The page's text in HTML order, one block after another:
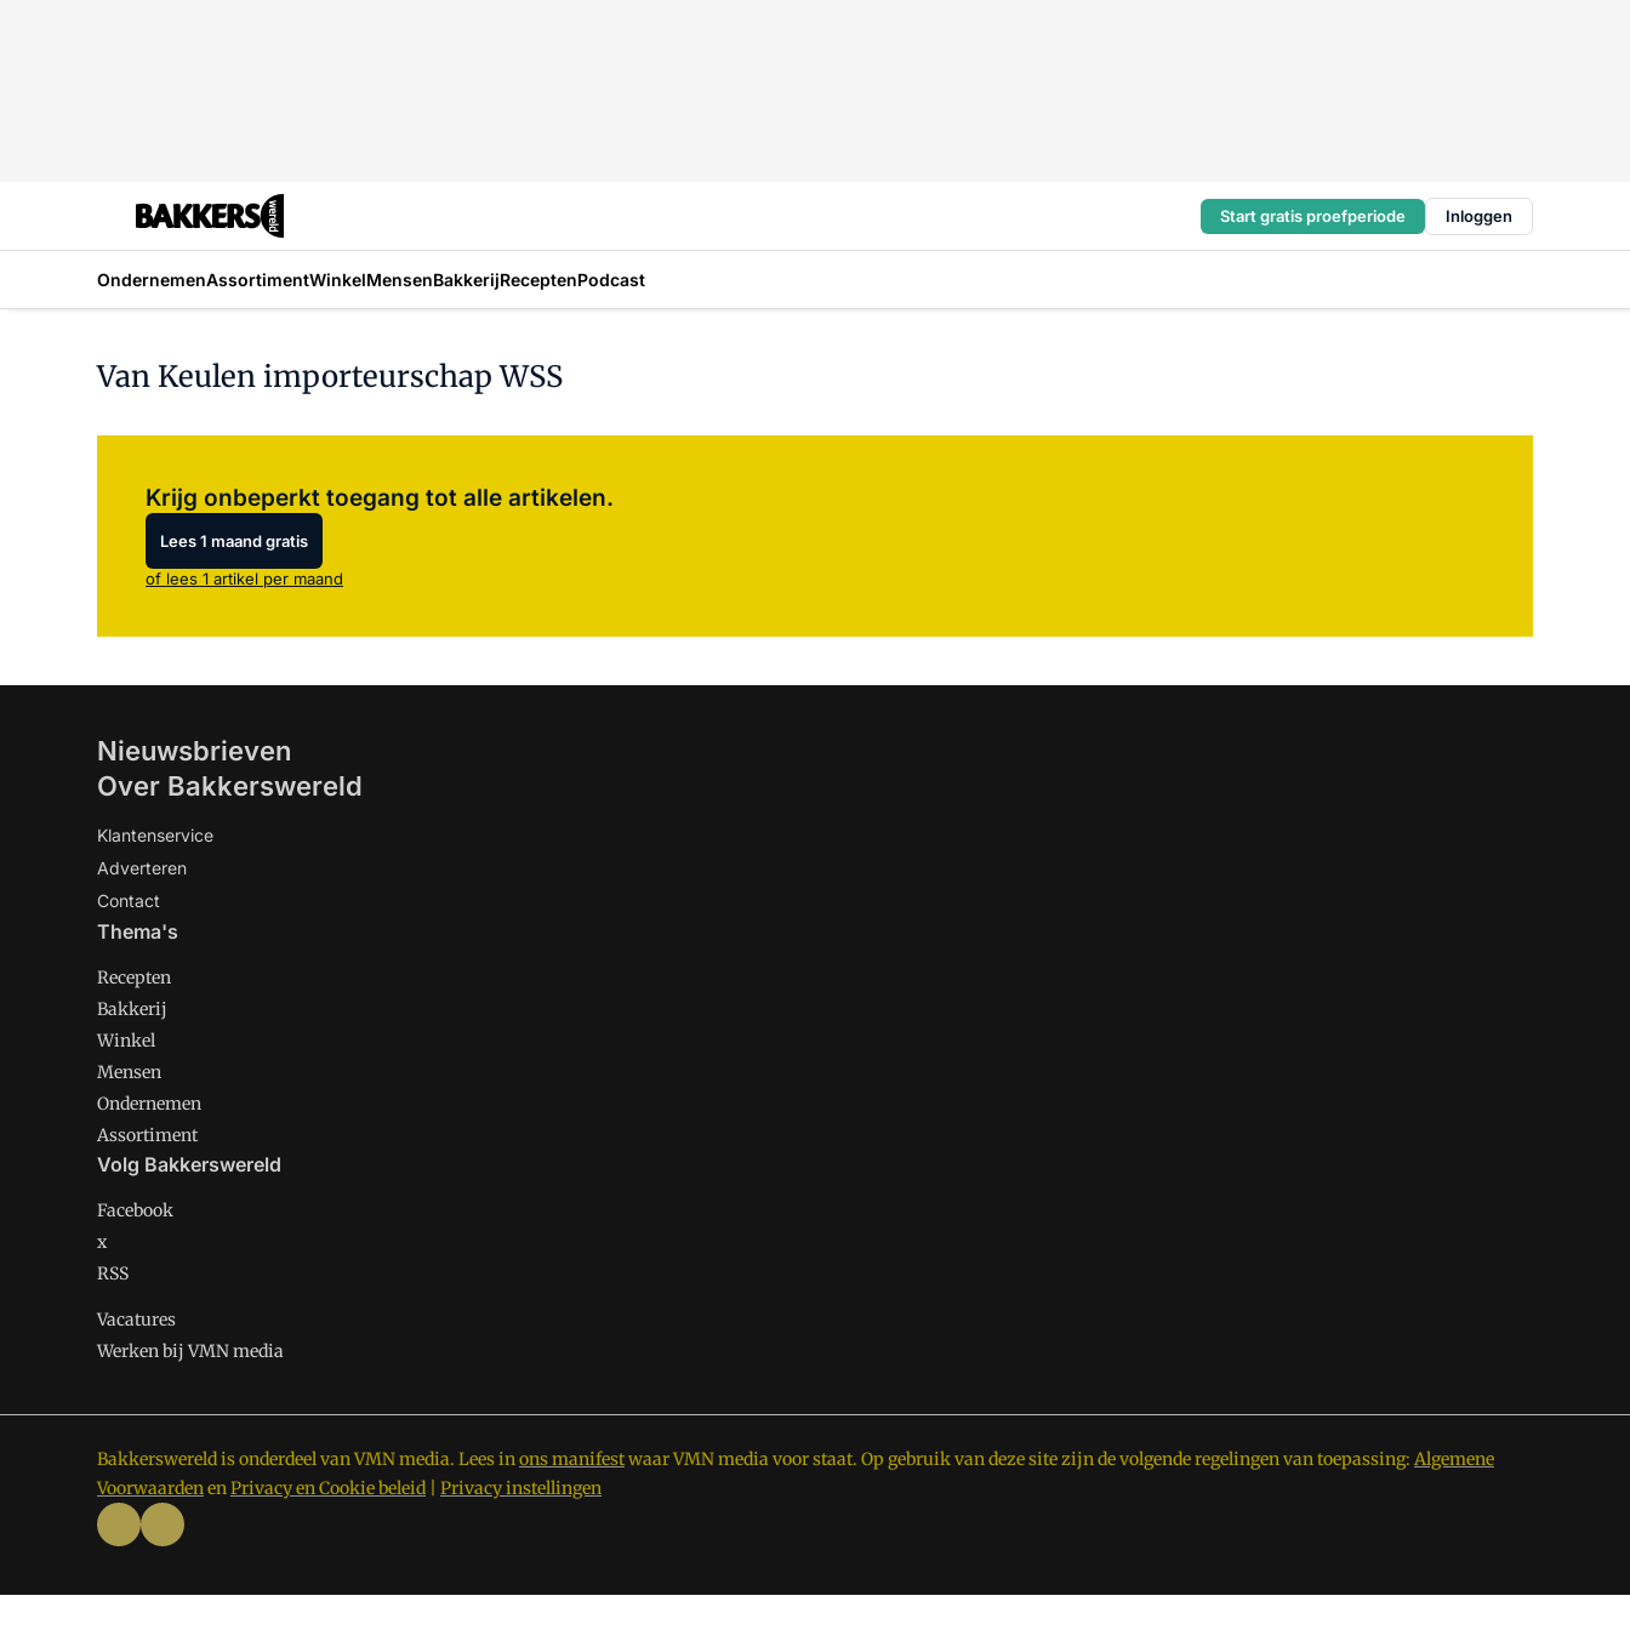
Start gratis proefperiode Inloggen
OndernemenAssortimentWinkelMensenBakkerijReceptenPodcast
Van Keulen importeurschap WSS
Krijg onbeperkt toegang tot alle artikelen.
Lees 1 maand gratis
of lees 1 artikel per maand
Nieuwsbrieven
Over Bakkerswereld
Klantenservice
Adverteren
Contact
Thema's
Recepten
Bakkerij
Winkel
Mensen
Ondernemen
Assortiment
Volg Bakkerswereld
Facebook
x
RSS
Vacatures
Werken bij VMN media
Bakkerswereld is onderdeel van VMN media. Lees inons manifestwaar VMN media voor staat. Op gebruik van deze site zijn de volgende regelingen van toepassing: Algemene
VoorwaardenenPrivacy en Cookie beleid Privacy instellingen